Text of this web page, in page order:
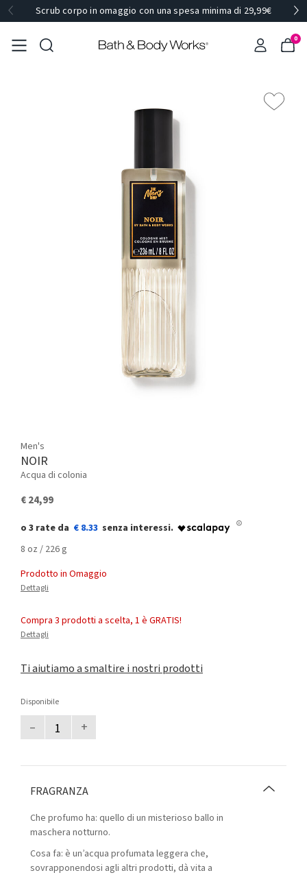
Scrub corpo in omaggio con una spesa minima di 29,99€
0
Men's
NOIR
Acqua di colonia
€ 24,99
€ 8.33
8 oz / 226 g
Prodotto in Omaggio
Dettagli
Compra 3 prodotti a scelta, 1 è GRATIS!
Dettagli
Ti aiutiamo a smaltire i nostri prodotti
Disponibile
– +
FRAGRANZA
Che profumo ha: quello di un misterioso ballo in
maschera notturno.
Cosa fa: è un’acqua profumata leggera che,
sovrapponendosi agli altri prodotti, dà vita a